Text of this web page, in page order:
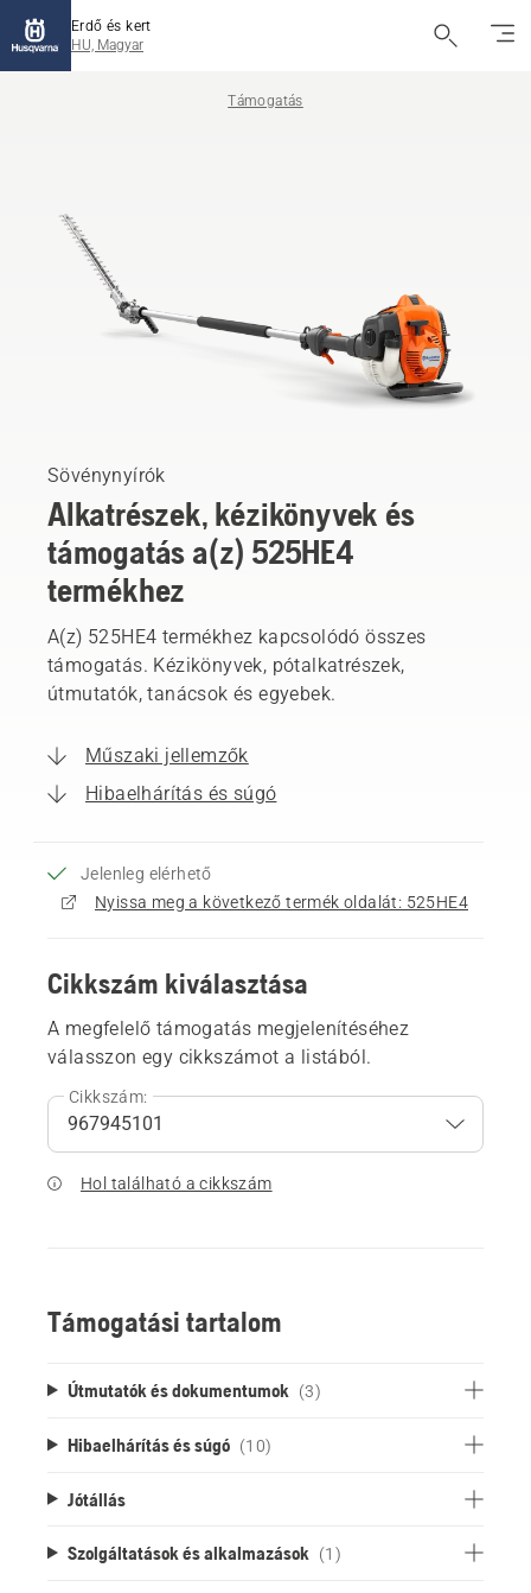
Erdő és kert
HU, Magyar
Támogatás
Sövénynyírók
Alkatrészek, kézikönyvek és
támogatás a(z) 525HE4
termékhez
A(z) 525HE4 termékhez kapcsolódó összes
támogatás. Kézikönyvek, pótalkatrészek,
útmutatók, tanácsok és egyebek.
Műszaki jellemzők
Hibaelhárítás és súgó
Jelenleg elérhető
Nyissa meg a következő termék oldalát: 525HE4
Cikkszám kiválasztása
A megfelelő támogatás megjelenítéséhez
válasszon egy cikkszámot a listából.
Cikkszám:
Hol található a cikkszám
Támogatási tartalom
Útmutatók és dokumentumok (3)
Hibaelhárítás és súgó (10)
Jótállás
Szolgáltatások és alkalmazások (1)